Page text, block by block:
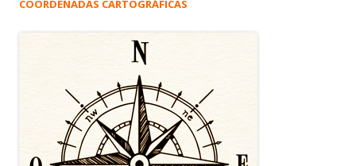
COORDENADAS CARTOGRÁFICAS